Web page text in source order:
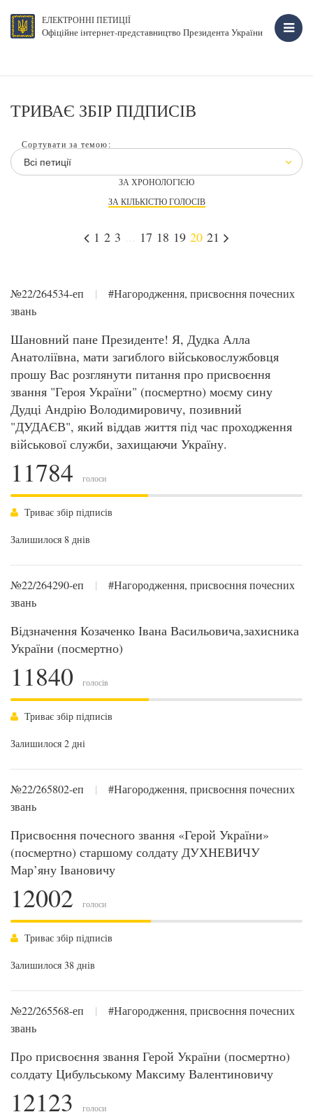
ЕЛЕКТРОННІ ПЕТИЦІЇ
Офіційне інтернет-представництво Президента України
ТРИВАЄ ЗБІР ПІДПИСІВ
Сортувати за темою:
Всі петиції
ЗА ХРОНОЛОГІЄЮ
ЗА КІЛЬКІСТЮ ГОЛОСІВ
1 2 3 17 18 19 20 21
№22/264534-еп |
#Нагородження, присвоєння почесних
звань
Шановний пане Президенте! Я, Дудка Алла
Анатоліївна, мати загиблого військовослужбовця
прошу Вас розглянути питання про присвоєння
звання "Героя України" (посмертно) моєму сину
Дудці Андрію Володимировичу, позивний
"ДУДАЄВ", який віддав життя під час проходження
військової служби, захищаючи Україну.
11784 голоси
Триває збір підписів
Залишилося 8 днів
№22/264290-еп |
#Нагородження, присвоєння почесних
звань
Відзначення Козаченко Івана Васильовича,захисника
України (посмертно)
11840 голосів
Триває збір підписів
Залишилося 2 дні
№22/265802-еп |
#Нагородження, присвоєння почесних
звань
Присвоєння почесного звання «Герой України»
(посмертно) старшому солдату ДУХНЕВИЧУ
Мар’яну Івановичу
12002 голоси
Триває збір підписів
Залишилося 38 днів
№22/265568-еп |
#Нагородження, присвоєння почесних
звань
Про присвоєння звання Герой України (посмертно)
солдату Цибульському Максиму Валентиновичу
12123 голоси